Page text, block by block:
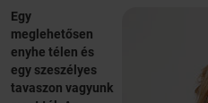
Egy
meglehetősen
enyhe télen és
egy szeszélyes
tavaszon vagyunk